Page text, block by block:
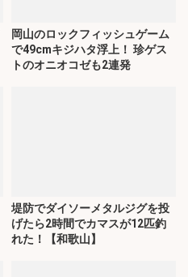
岡山のロックフィッシュゲーム
で49cmキジハタ浮上！ 珍ゲス
トのオニオコゼも2連発
堤防でダイソーメタルジグを投
げたら2時間でカマスが12匹釣
れた！【和歌山】